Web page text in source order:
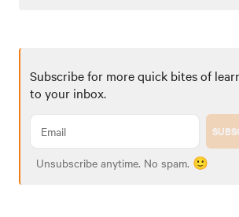
Subscribe for more quick bites of
to your inbox.
Unsubscribe anytime. No spam. 🙂